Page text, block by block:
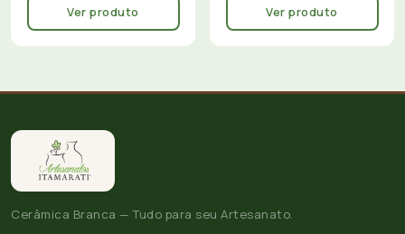
Ver produto Ver produto
Cerâmica Branca — Tudo para seu Artesanato.